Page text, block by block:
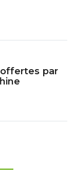
par